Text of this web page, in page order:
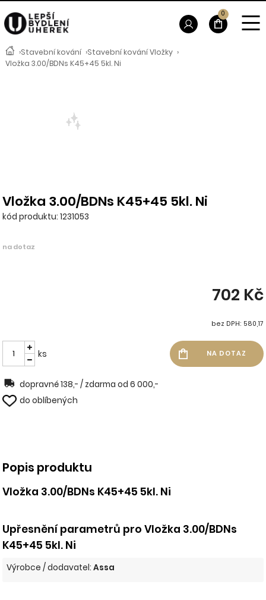
›Stavební kování ›Stavební kování Vložky ›
Vložka 3.00/BDNs K45+45 5kl. Ni
Vložka 3.00/BDNs K45+45 5kl. Ni
kód produktu: 1231053
na dotaz
702 Kč
bez DPH: 580,17
ks
dopravné 138,- / zdarma od 6 000,-
do oblíbených
Popis produktu
Vložka 3.00/BDNs K45+45 5kl. Ni
Upřesnění parametrů pro Vložka 3.00/BDNs
K45+45 5kl. Ni
Výrobce / dodavatel:Assa
0